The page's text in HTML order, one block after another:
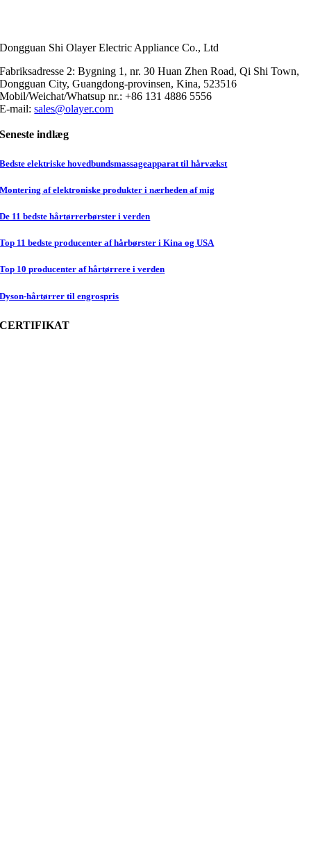
Dongguan Shi Olayer Electric Appliance Co., Ltd
Fabriksadresse 2: Bygning 1, nr. 30 Huan Zhen Road, Qi Shi Town,
Dongguan City, Guangdong-provinsen, Kina, 523516
Mobil/Weichat/Whatsup nr.: +86 131 4886 5556
E-mail:sales@olayer.com
Seneste indlæg
Bedste elektriske hovedbundsmassageapparat til hårvækst
Montering af elektroniske produkter i nærheden af mig
De 11 bedste hårtørrerbørster i verden
Top 11 bedste producenter af hårbørster i Kina og USA
Top 10 producenter af hårtørrere i verden
Dyson-hårtørrer til engrospris
CERTIFIKAT